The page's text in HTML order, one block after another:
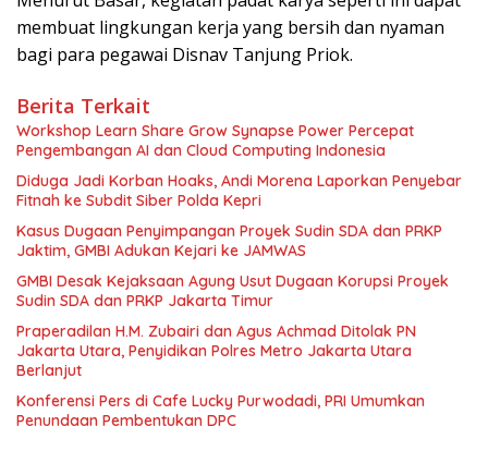
membuat lingkungan kerja yang bersih dan nyaman
bagi para pegawai Disnav Tanjung Priok.
Berita Terkait
Workshop Learn Share Grow Synapse Power Percepat
Pengembangan AI dan Cloud Computing Indonesia
Diduga Jadi Korban Hoaks, Andi Morena Laporkan Penyebar
Fitnah ke Subdit Siber Polda Kepri
Kasus Dugaan Penyimpangan Proyek Sudin SDA dan PRKP
Jaktim, GMBI Adukan Kejari ke JAMWAS
GMBI Desak Kejaksaan Agung Usut Dugaan Korupsi Proyek
Sudin SDA dan PRKP Jakarta Timur
Praperadilan H.M. Zubairi dan Agus Achmad Ditolak PN
Jakarta Utara, Penyidikan Polres Metro Jakarta Utara
Berlanjut
Konferensi Pers di Cafe Lucky Purwodadi, PRI Umumkan
Penundaan Pembentukan DPC